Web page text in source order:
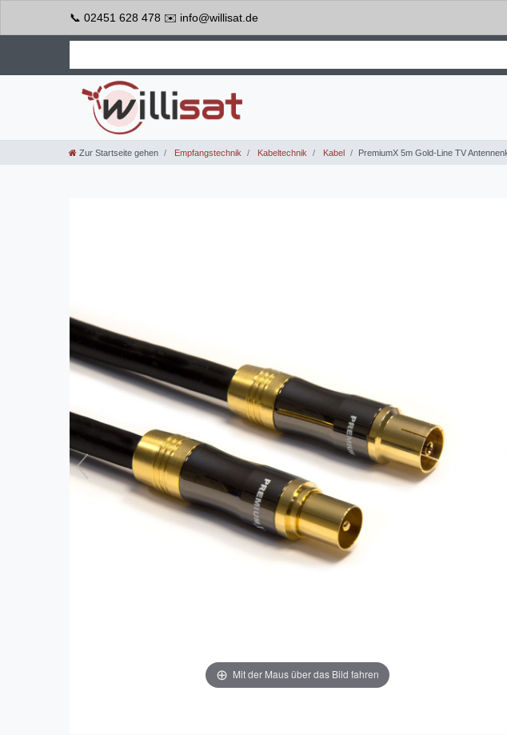
📞 02451 628 478 ✉️ info@willisat.de
Zur Startseite gehen Empfangstechnik Kabeltechnik Kabel PremiumX 5m Gold-Line TV
Mit der Maus über das Bild fahren